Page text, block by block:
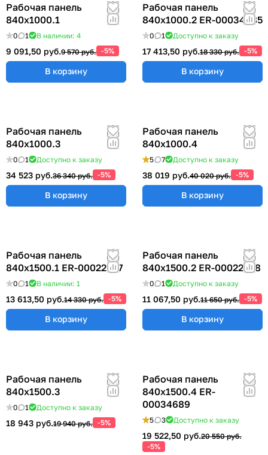
Рабочая панель
840х1000.1
0 1 В наличии: 4
9 091,50 руб.9 570 руб. -5%
В корзину
Рабочая панель
840х1000.2 ER-00034685
0 1 Доступно к заказу
17 413,50 руб.18 330 руб. -5%
В корзину
Рабочая панель
840х1000.3
0 1 Доступно к заказу
34 523 руб.36 340 руб. -5%
В корзину
Рабочая панель
840х1000.4
5 7 Доступно к заказу
38 019 руб.40 020 руб. -5%
В корзину
Рабочая панель
840х1500.1 ER-00022377
0 1 В наличии: 1
13 613,50 руб.14 330 руб. -5%
В корзину
Рабочая панель
840х1500.2 ER-00022378
0 1 Доступно к заказу
11 067,50 руб.11 650 руб. -5%
В корзину
Рабочая панель
840х1500.3
0 1 Доступно к заказу
18 943 руб.19 940 руб. -5%
Рабочая панель
840х1500.4 ER-
00034689
5 3 Доступно к заказу
19 522,50 руб.20 550 руб.
-5%